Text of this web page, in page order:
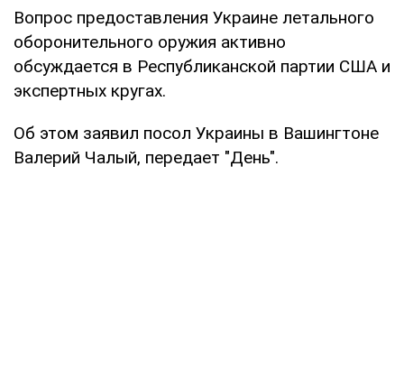
Вопрос предоставления Украине летального
оборонительного оружия активно
обсуждается в Республиканской партии США и
экспертных кругах.
Об этом заявил посол Украины в Вашингтоне
Валерий Чалый, передает "День".